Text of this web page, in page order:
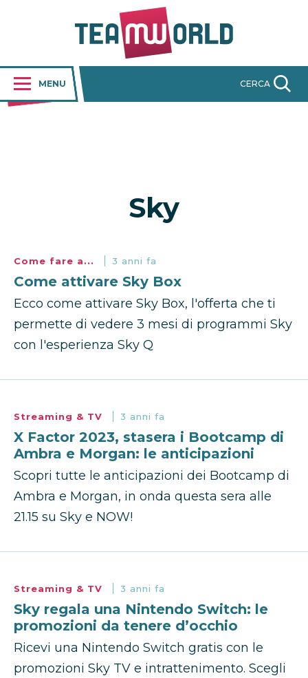
MENU CERCA
Sky
Come fare a... 3 anni fa
Come attivare Sky Box
Ecco come attivare Sky Box, l'offerta che ti
permette di vedere 3 mesi di programmi Sky
con l'esperienza Sky Q
Streaming & TV 3 anni fa
X Factor 2023, stasera i Bootcamp di
Ambra e Morgan: le anticipazioni
Scopri tutte le anticipazioni dei Bootcamp di
Ambra e Morgan, in onda questa sera alle
21.15 su Sky e NOW!
Streaming & TV 3 anni fa
Sky regala una Nintendo Switch: le
promozioni da tenere d’occhio
Ricevi una Nintendo Switch gratis con le
promozioni Sky TV e intrattenimento. Scegli